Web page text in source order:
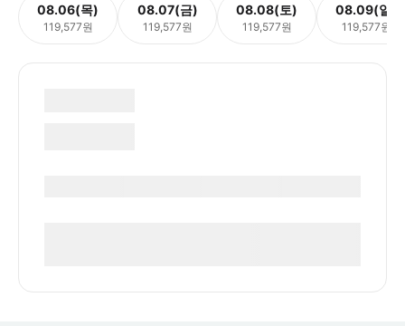
08.06(목)
119,577원
08.07(금)
119,577원
08.08(토)
119,577원
08.09(일)
119,577원